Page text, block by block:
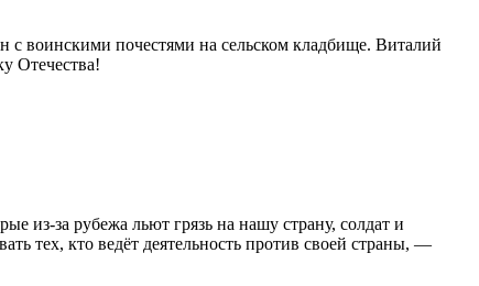
воинскими почестями на сельском кладбище. Виталий
Отечества!
из-за рубежа льют грязь на нашу страну, солдат и
тех, кто ведёт деятельность против своей страны, —